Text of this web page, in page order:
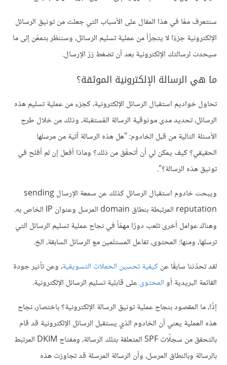
سنتعرف معًا في هذا المقال على الأسباب التي جعلت من توثيق الرسائل
الإلكترونية جزءًا لا يتجزّأ من عملية تسليم الرسائل، وسننظر بتمعّن إلى ما
سيحدث لرسالتك الإلكترونية بعد أن تضغط زرّ الإرسال.
ما هي الرسالة الإلكترونية الموثقة؟
تحاول خواديم استقبال الرسائل الإلكترونية، كجزء من عملية تسليم هذه
الرسائل، تحديد مدى موثوقية الرسالة المُستقبلة، وذلك من خلال طرح
الأسئلة التالية من قبل الخادوم: "هل هذه الرسالة آتية من مرسلها
الحقيقي؟ كيف يمكن لي أن أتحقّق من ذلك؟ وماذا أفعل إن لم أفلح في
توثيق هذه الرسالة؟".
ويبحث خادوم استقبال الرسائل كذلك عن سمعة الإرسال sending
reputation المرتبطة بنطاق domain المرسل وعنوان IP الخاص به.
وهناك عوامل أخرى تلعب دورًا مهمّاً في نجاح عملية تسليم الرسائل التي
ترسلها، ومنها: المحتوى، تفاعل المستلمين مع الرسائل السابقة، الخ.
لقد تحدّثنا سابقًا عنكيفية تحسين الحملات التسويقية، وعن تأثير جودة
القائمة البريدية أوالمحتوىعلى قابلية تسليم الرسائل الإلكترونية.
إذًا، ما المقصود بنجاح عملية توثيق الرسالة الإلكترونية؟ باختصار، نجاح
هذه العملية يعني أن الخادوم الذي يستقبل الرسائل الإلكترونية قد قام
بالتحقق من سجلّات SPF المتعلقة بتلك الرسالة، ومفتاح DKIM المرتبط
بالرسالة وبالنطاق المرسل، وأن الرسالة المرسلة قد تجاوزت هذه